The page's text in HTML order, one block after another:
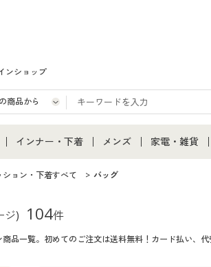
ンショップ
販すべて
ァッション
インナー・下着
インナー・下着通販すべて
女性下着
メンズ下着
メンズ
メンズ通販すべて
メンズ下着
家電・雑貨
キッチン・
ション・下着すべて バッグ
ジ) 104件
品一覧。初めてのご注文は送料無料！カード払い、